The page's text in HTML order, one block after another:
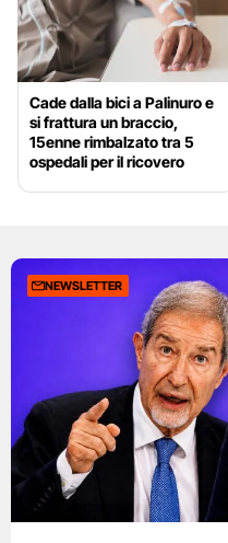
Cade dalla bici a Palinuro e
si frattura un braccio,
15enne rimbalzato tra 5
ospedali per il ricovero
NEWSLETTER